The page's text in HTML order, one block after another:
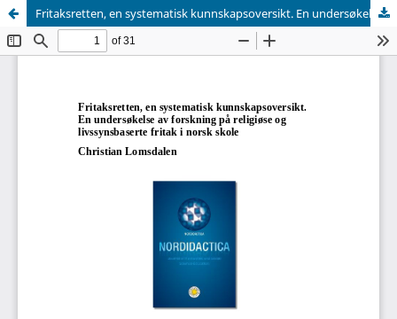
Fritaksretten, en systematisk kunnskapsoversikt. En undersøkelse av forskning på religiøse og livssynsbaserte fritak i norsk skole